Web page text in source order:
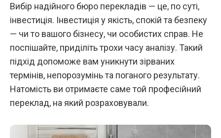
Вибір надійного бюро перекладів — це, по суті,
інвестиція. Інвестиція у якість, спокій та безпеку
— чи то вашого бізнесу, чи особистих справ. Не
поспішайте, приділіть трохи часу аналізу. Такий
підхід допоможе вам уникнути зірваних
термінів, непорозумінь та поганого результату.
Натомість ви отримаєте саме той професійний
переклад, на який розраховували.